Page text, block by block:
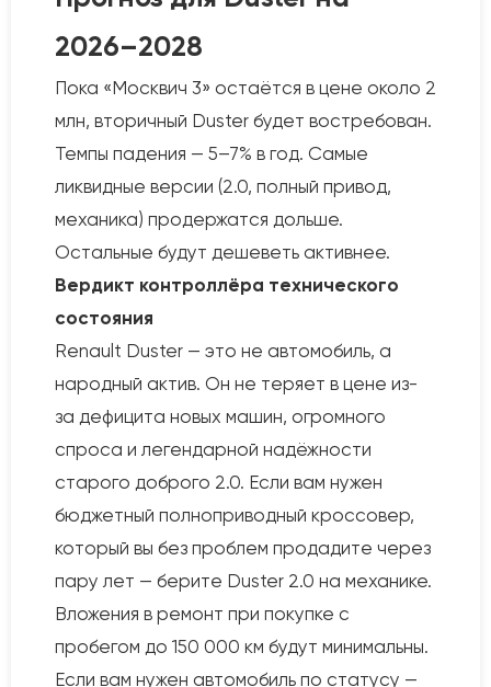
2026–2028
Пока «Москвич 3» остаётся в цене около 2
млн, вторичный Duster будет востребован.
Темпы падения — 5–7% в год. Самые
ликвидные версии (2.0, полный привод,
механика) продержатся дольше.
Остальные будут дешеветь активнее.
Вердикт контроллёра технического
состояния
Renault Duster — это не автомобиль, а
народный актив. Он не теряет в цене из-
за дефицита новых машин, огромного
спроса и легендарной надёжности
старого доброго 2.0. Если вам нужен
бюджетный полноприводный кроссовер,
который вы без проблем продадите через
пару лет — берите Duster 2.0 на механике.
Вложения в ремонт при покупке с
пробегом до 150 000 км будут минимальны.
Если вам нужен автомобиль по статусу —